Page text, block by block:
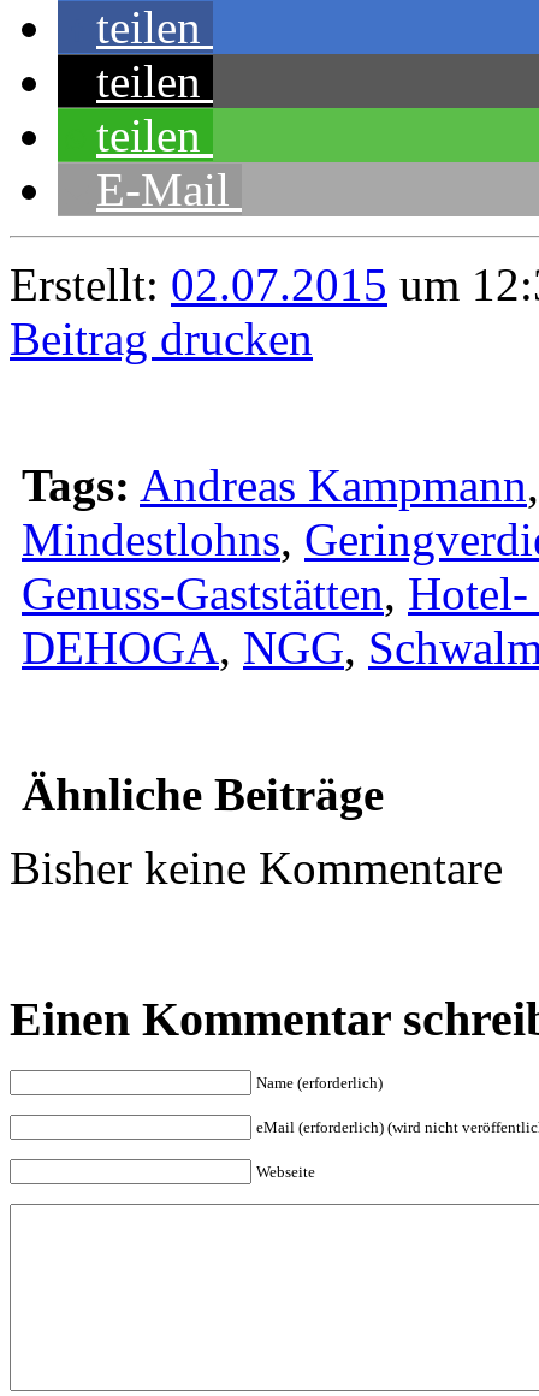
teilen
teilen
teilen
E-Mail
Erstellt: 02.07.2015 um
Beitrag drucken
Tags: Andreas Kampmann
Mindestlohns,
Genuss-Gaststätten, Hotel-
DEHOGA, NGG,
Ähnliche Beiträge
Bisher keine Kommentare
Einen Kommentar
Name (erforderlich)
eMail (erforderlich) (wird nicht
Webseite